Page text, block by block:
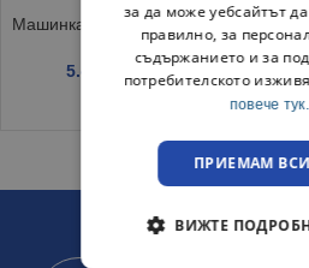
Машинка за мелене на домати
5.40 / 10.56 лв.
за да може уебсайтът
правилно, за
съдържанието и за
потребителското
повече тук.
ПРИЕМАМ
ВИЖТЕ